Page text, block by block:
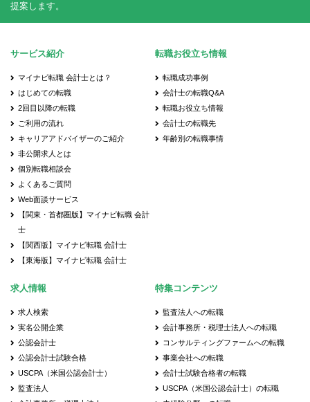
提案します。
サービス紹介
マイナビ転職 会計士とは？
はじめての転職
2回目以降の転職
ご利用の流れ
キャリアアドバイザーのご紹介
非公開求人とは
個別転職相談会
よくあるご質問
Web面談サービス
【関東・首都圏版】マイナビ転職 会計
士
【関西版】マイナビ転職 会計士
【東海版】マイナビ転職 会計士
転職お役立ち情報
転職成功事例
会計士の転職Q&A
転職お役立ち情報
会計士の転職先
年齢別の転職事情
求人情報
求人検索
実名公開企業
公認会計士
公認会計士試験合格
USCPA（米国公認会計士）
監査法人
特集コンテンツ
監査法人への転職
会計事務所・税理士法人への転職
コンサルティングファームへの転職
事業会社への転職
会計士試験合格者の転職
USCPA（米国公認会計士）の転職